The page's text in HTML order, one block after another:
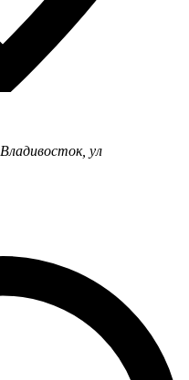
Владивосток, ул